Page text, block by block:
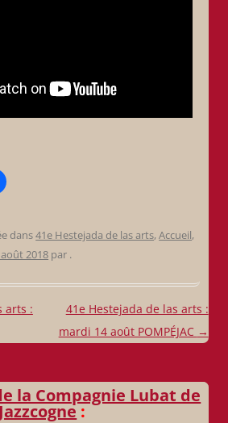
dans41e Hestejada de las arts,Accueil,
2018 par .
arts :
41e Hestejada de las arts :
mardi 14 août POMPÉJAC →
la Compagnie Lubat de
: